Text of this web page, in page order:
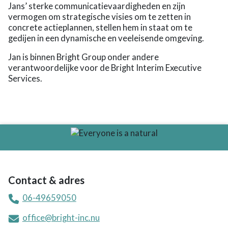
Jans’ sterke communicatievaardigheden en zijn
vermogen om strategische visies om te zetten in
concrete actieplannen, stellen hem in staat om te
gedijen in een dynamische en veeleisende omgeving.
Jan is binnen Bright Group onder andere
verantwoordelijke voor de Bright Interim Executive
Services.
Contact & adres
06-49659050
office@bright-inc.nu